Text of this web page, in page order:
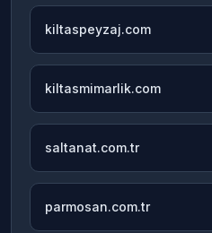
kiltaspeyzaj.com
kiltasmimarlik.com
saltanat.com.tr
parmosan.com.tr